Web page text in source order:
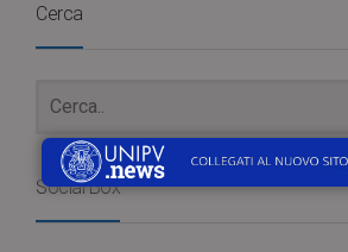
Cerca
Social Box